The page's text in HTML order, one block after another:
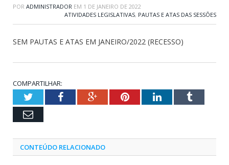
POR ADMINISTRADOR EM 1 DE JANEIRO DE 2022
ATIVIDADES LEGISLATIVAS, PAUTAS E ATAS DAS SESSÕES
SEM PAUTAS E ATAS EM JANEIRO/2022 (RECESSO)
COMPARTILHAR:
TwitterFacebookGoogle+PinterestLinkedInTumblr
Email
CONTEÚDO RELACIONADO